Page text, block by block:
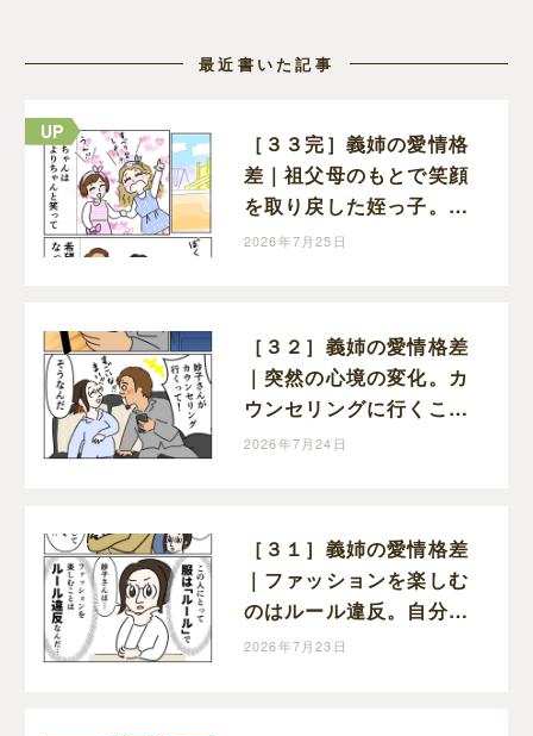
最近書いた記事
［３３完］義姉の愛情格
差｜祖父母のもとで笑顔
を取り戻した姪っ子。傷
は簡単に消えないけれど
2026年7月25日
［３２］義姉の愛情格差
｜突然の心境の変化。カ
ウンセリングに行くこと
を受け入れた義姉
2026年7月24日
［３１］義姉の愛情格差
｜ファッションを楽しむ
のはルール違反。自分勝
手な呪縛でがんじがらめ
2026年7月23日